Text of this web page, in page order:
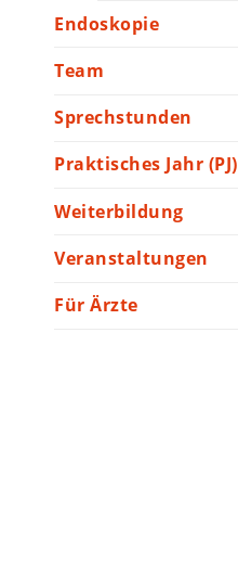
Endoskopie
Team
Sprechstunden
Praktisches Jahr (PJ)
Weiterbildung
Veranstaltungen
Für Ärzte